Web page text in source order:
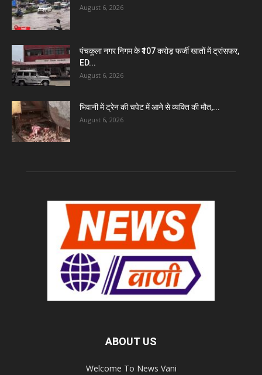
August 6, 2026
पंचकूला नगर निगम के ₹107 करोड़ फर्जी खातों में ट्रांसफर,
ED...
August 6, 2026
भिवानी में ट्रेन की चपेट में आने से व्यक्ति की मौत,...
August 6, 2026
ABOUT US
Welcome To News Vani